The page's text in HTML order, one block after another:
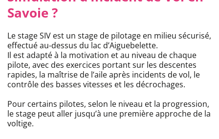
Savoie ?
Le stage SIV est un stage de pilotage en milieu sécurisé,
effectué au-dessus du lac d’Aiguebelette.
Il est adapté à la motivation et au niveau de chaque
pilote, avec des exercices portant sur les descentes
rapides, la maîtrise de l’aile après incidents de vol, le
contrôle des basses vitesses et les décrochages.
Pour certains pilotes, selon le niveau et la progression,
le stage peut aller jusqu’à une première approche de la
voltige.